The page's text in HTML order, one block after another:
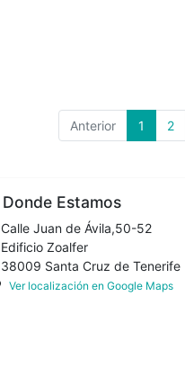
Anterior 1 2
Donde Estamos
Calle Juan de Ávila,50-52
Edificio Zoalfer
38009 Santa Cruz de Tenerife
Ver localización en Google Maps